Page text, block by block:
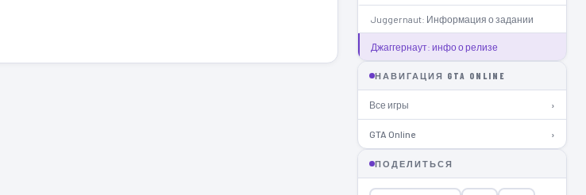
Juggernaut: Информация о задании
Джаггернаут: инфо о релизе
НАВИГАЦИЯ GTA ONLINE
Все игры ›
GTA Online ›
ПОДЕЛИТЬСЯ